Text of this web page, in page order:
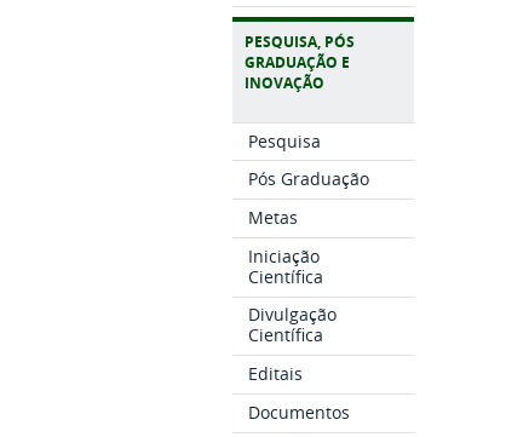
PESQUISA, PÓS
GRADUAÇÃO E
INOVAÇÃO
Pesquisa
Pós Graduação
Metas
Iniciação
Científica
Divulgação
Científica
Editais
Documentos